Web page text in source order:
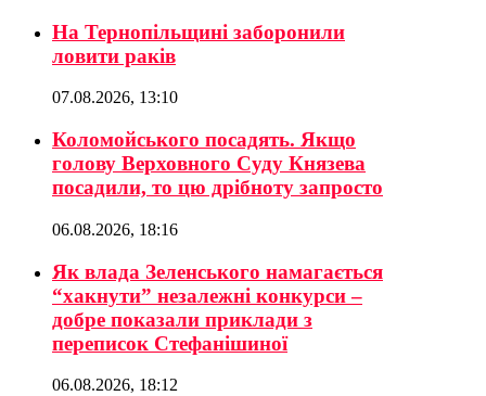
На Тернопільщині заборонили
ловити раків
07.08.2026, 13:10
Коломойського посадять. Якщо
голову Верховного Суду Князева
посадили, то цю дрібноту запросто
06.08.2026, 18:16
Як влада Зеленського намагається
“хакнути” незалежні конкурси –
добре показали приклади з
переписок Стефанішиної
06.08.2026, 18:12